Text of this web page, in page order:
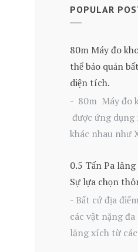
POPULAR
80m Máy đo
thể bảo quản
diện tích.
- 80m Máy đo
được ứng
khác nhau như
0.5 Tấn Pa
Sự lựa chọn
- Bất cứ địa
các vật nặng
lăng xích từ